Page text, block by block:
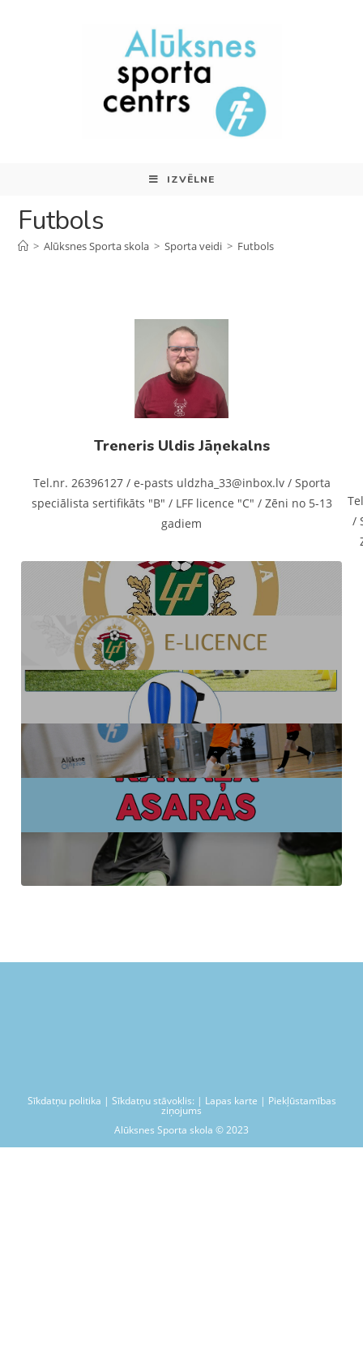
IZVĒLNE
Futbols
> Alūksnes Sporta skola > Sporta veidi > Futbols
Treneris Uldis Jāņekalns
Tel.nr. 26396127 / e-pasts uldzha_33@inbox.lv / Sporta
speciālista sertifikāts "B" / LFF licence "C" / Zēni no 5-13
gadiem
/
Sīkdatņu politika | Sīkdatņu stāvoklis: | Lapas karte | Piekļūstamības
ziņojums
Alūksnes Sporta skola © 2023